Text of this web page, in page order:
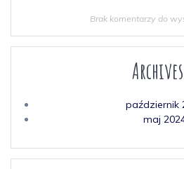
Brak komentarzy do
Archives
październik
maj